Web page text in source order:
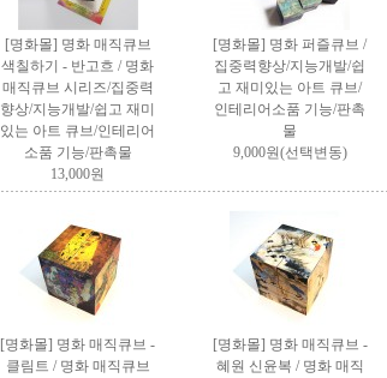
[명화몰] 명화 매직큐브
색칠하기 - 반고흐 / 명화
매직큐브 시리즈/집중력
향상/지능개발/쉽고 재미
있는 아트 큐브/인테리어
소품 기능/판촉물
13,000원
[명화몰] 명화 퍼즐큐브 /
집중력향상/지능개발/쉽
고 재미있는 아트 큐브/
인테리어소품 기능/판촉
물
9,000원(선택변동)
[명화몰] 명화 매직큐브 -
클림트 / 명화 매직큐브
[명화몰] 명화 매직큐브 -
혜원 신윤복 / 명화 매직